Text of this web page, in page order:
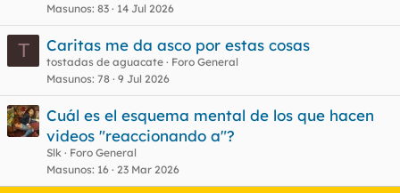
Masunos 83 14 Jul 2026
T Caritas me da asco por estas cosas
tostadas de aguacate
Foro General
Masunos 78 9 Jul 2026
Cuál es el esquema mental de los que hacen
videos "reaccionando a"?
Slk
Foro General
Masunos 16 23 Mar 2026